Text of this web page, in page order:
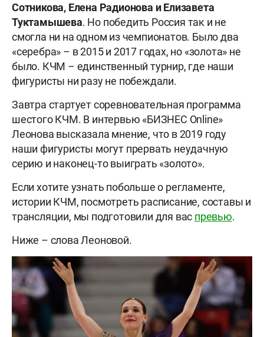
Сотникова, Елена Радионова и Елизавета
Туктамышева. Но победить Россия так и не
смогла ни на одном из чемпионатов. Было два
«серебра» – в 2015 и 2017 годах, но «золота» не
было. КЧМ – единственный турнир, где наши
фигуристы ни разу не побеждали.
Завтра стартует соревновательная программа
шестого КЧМ. В интервью «БИЗНЕС Online»
Леонова высказала мнение, что в 2019 году
наши фигуристы могут прервать неудачную
серию и наконец-то выиграть «золото».
Если хотите узнать побольше о регламенте,
истории КЧМ, посмотреть расписание, составы и
трансляции, мы подготовили для вас превью.
Ниже – слова Леоновой.